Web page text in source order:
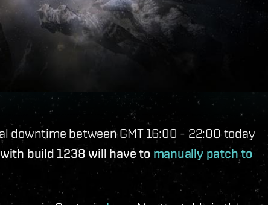
downtime between GMT 16:00 - 22:00 today
build 1238 will have to manually patch to